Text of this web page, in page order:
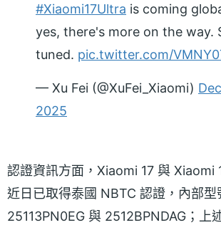
#Xiaomi17Ultra is coming
yes, there's more on the way.
tuned. pic.twitter.com/
— Xu Fei (@XuFei_Xiaomi)
2025
認證資訊方面，Xiaomi 17 與 Xiaomi
近日已取得泰國 NBTC 認證，內部型
25113PN0EG 與 2512BPNDAG；上